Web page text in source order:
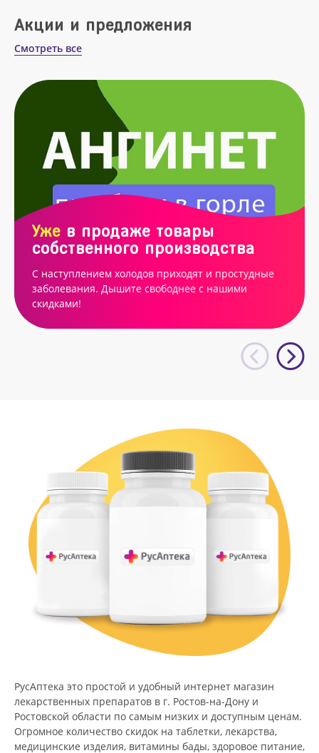
Акции и предложения
Смотреть все
Уже в продаже товары
собственного производства
С наступлением холодов приходят и простудные
заболевания. Дышите свободнее с нашими
скидками!
РусАптека это простой и удобный интернет магазин
лекарственных препаратов в г. Ростов-на-Дону и
Ростовской области по самым низких и доступным ценам.
Огромное количество скидок на таблетки, лекарства,
медицинские изделия, витамины бады, здоровое питание,